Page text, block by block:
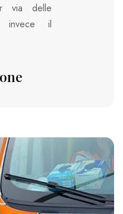
via delle
invece il